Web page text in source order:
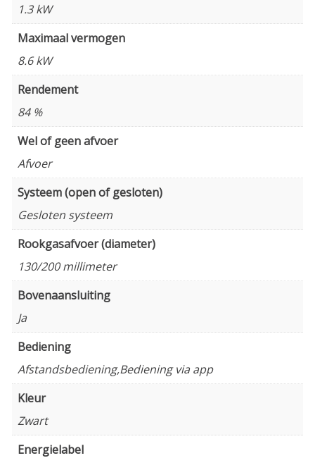
1.3 kW
Maximaal vermogen
8.6 kW
Rendement
84 %
Wel of geen afvoer
Afvoer
Systeem (open of gesloten)
Gesloten systeem
Rookgasafvoer (diameter)
130/200 millimeter
Bovenaansluiting
Ja
Bediening
Afstandsbediening,Bediening via app
Kleur
Zwart
Energielabel